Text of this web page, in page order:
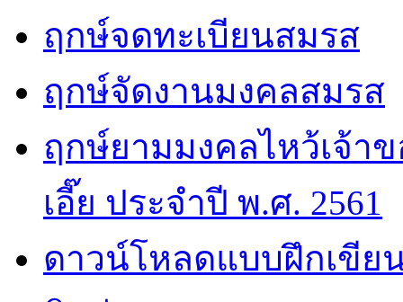
ฤกษ์จดทะเบียนสมรส
ฤกษ์จัดงานมงคลสมรส
ฤกษ์ยามมงคลไหว้เจ้า
เอี๊ย ประจำปี พ.ศ. 2561
ดาวน์โหลดแบบฝึกเขีย